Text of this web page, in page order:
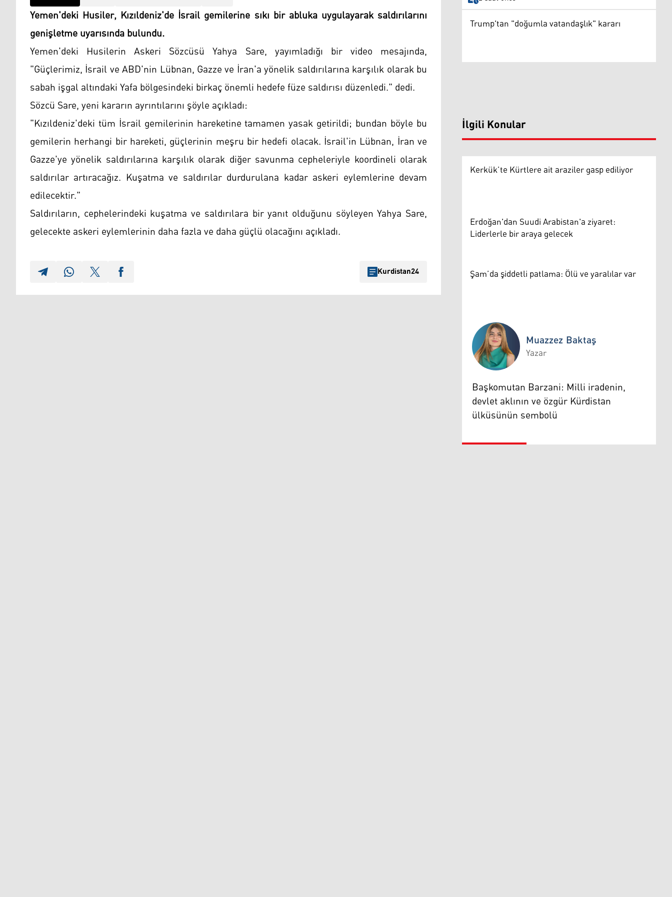
Yemen'deki Husiler, Kızıldeniz'de İsrail gemilerine sıkı bir abluka uygulayarak saldırılarını
genişletme uyarısında bulundu.
Yemen'deki Husilerin Askeri Sözcüsü Yahya Sare, yayımladığı bir video mesajında,
"Güçlerimiz, İsrail ve ABD'nin Lübnan, Gazze ve İran'a yönelik saldırılarına karşılık olarak bu
sabah işgal altındaki Yafa bölgesindeki birkaç önemli hedefe füze saldırısı düzenledi." dedi.
Sözcü Sare, yeni kararın ayrıntılarını şöyle açıkladı:
"Kızıldeniz'deki tüm İsrail gemilerinin hareketine tamamen yasak getirildi; bundan böyle bu
gemilerin herhangi bir hareketi, güçlerinin meşru bir hedefi olacak. İsrail'in Lübnan, İran ve
Gazze'ye yönelik saldırılarına karşılık olarak diğer savunma cepheleriyle koordineli olarak
saldırılar artıracağız. Kuşatma ve saldırılar durdurulana kadar askeri eylemlerine devam
edilecektir."
Saldırıların, cephelerindeki kuşatma ve saldırılara bir yanıt olduğunu söyleyen Yahya Sare,
gelecekte askeri eylemlerinin daha fazla ve daha güçlü olacağını açıkladı.
Kurdistan24
Trump'tan "doğumla vatandaşlık" kararı
İlgili Konular
Kerkük’te Kürtlere ait araziler gasp ediliyor
Erdoğan'dan Suudi Arabistan'a ziyaret:
Liderlerle bir araya gelecek
Şam’da şiddetli patlama: Ölü ve yaralılar var
Muazzez Baktaş
Muazzez Baktaş
Yazar
Başkomutan Barzani: Milli iradenin,
devlet aklının ve özgür Kürdistan
ülküsünün sembolü